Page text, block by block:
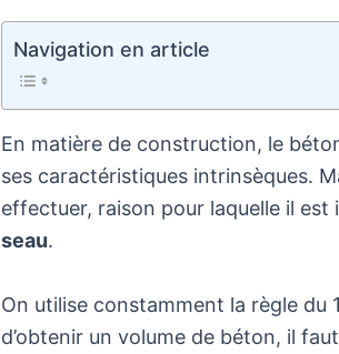
Navigation en article
En matière de construction, le
ses caractéristiques intrinsèques.
effectuer, raison pour laquelle il est
seau.
On utilise constamment la règle du
d’obtenir un volume de béton, il